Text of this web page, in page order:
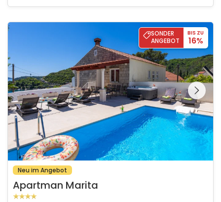
Apartman Marita
SONDER
ANGEBOT
BIS ZU
16%
Schauen Sie sich die
gesamte Galerie
Neu im Angebot
Apartman Marita